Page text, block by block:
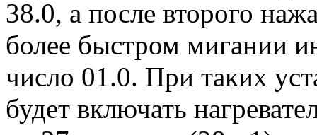
38.0, а после второго
более быстром мигании
число 01.0. При таких
будет включать